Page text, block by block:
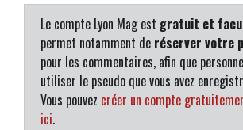
Le compte Lyon Mag est gratuit et
permet notamment de réserver votre
pour les commentaires, afin que
utiliser le pseudo que vous avez
Vous pouvez créer un compte
ici.